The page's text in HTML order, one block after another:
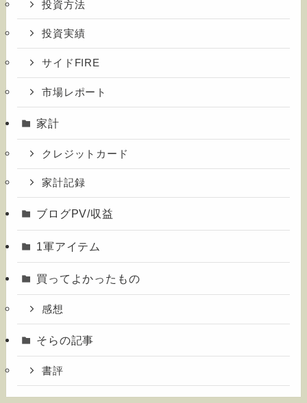
投資方法
投資実績
サイドFIRE
市場レポート
家計
クレジットカード
家計記録
ブログPV/収益
1軍アイテム
買ってよかったもの
感想
そらの記事
書評